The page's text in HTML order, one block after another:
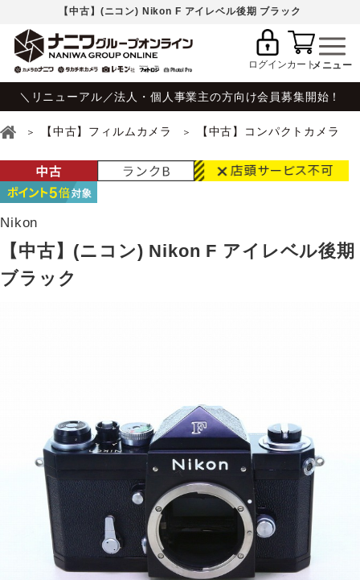
【中古】(ニコン) Nikon F アイレベル後期 ブラック
ログインカート
＼リニューアル／法人・個人事業主の方向け会員募集開始！
【中古】フィルムカメラ 【中古】コンパクトカメラ
Nikon
【中古】(ニコン) Nikon F アイレベル後期
ブラック